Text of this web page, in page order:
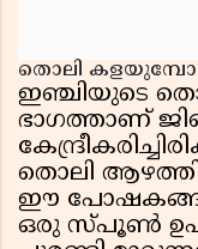
തൊലി
ഇഞ്ചിയുടെ
ഭാഗത്താണ്
തൊലി
ഈ പോഷകങ്ങൾ
ഒരു സ്പൂൺ